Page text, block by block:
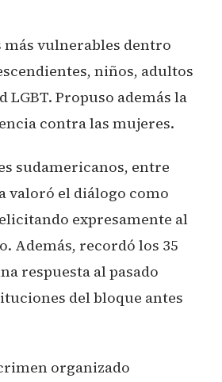
vulnerables dentro
niños, adultos
Propuso además la
contra las mujeres.
sudamericanos, entre
valoró el diálogo como
expresamente al
Además, recordó los 35
respuesta al pasado
del bloque antes
organizado